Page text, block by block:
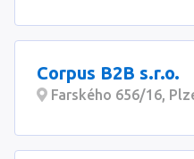
Corpus B2B s.r.o.
Farského 656/16,